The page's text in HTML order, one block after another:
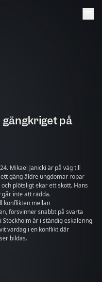
på
Mikael Janicki är på väg till
gäng äldre ungdomar ropar
plötsligt ekar ett skott. Hans
går inte att rädda.
konflikten mellan
försvinner snabbt på svarta
är i ständig eskalering
vardag i en konflikt där
bildas.